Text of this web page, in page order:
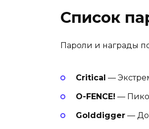
Список
Пароли и награды
Critical —
O-FENCE! —
Golddigger—